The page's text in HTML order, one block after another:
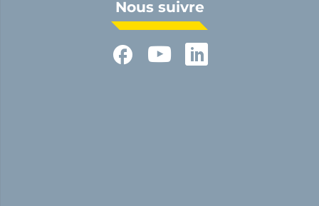
Nous suivre